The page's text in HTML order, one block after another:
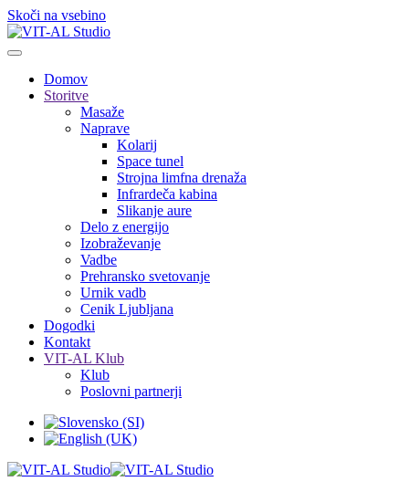
Skoči na vsebino
Domov
Storitve
Masaže
Naprave
Kolarij
Space tunel
Strojna limfna drenaža
Infrardeča kabina
Slikanje aure
Delo z energijo
Izobraževanje
Vadbe
Prehransko svetovanje
Urnik vadb
Cenik Ljubljana
Dogodki
Kontakt
VIT-AL Klub
Klub
Poslovni partnerji